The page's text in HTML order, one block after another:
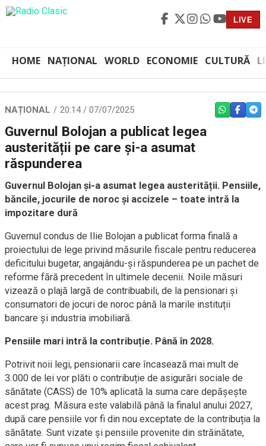
LIVE
HOME NAȚIONAL WORLD ECONOMIE CULTURĂ
NAȚIONAL 20:14 / 07/07/2025 WHATSAPP
Guvernul Bolojan a publicat legea
austerității pe care și-a asumat
răspunderea
Guvernul Bolojan și-a asumat legea austerității. Pensiile,
băncile, jocurile de noroc și accizele – toate intră la
impozitare dură
Guvernul condus de Ilie Bolojan a publicat forma finală a
proiectului de lege privind măsurile fiscale pentru reducerea
deficitului bugetar, angajându-și răspunderea pe un pachet de
reforme fără precedent în ultimele decenii. Noile măsuri
vizează o plajă largă de contribuabili, de la pensionari și
consumatori de jocuri de noroc până la marile instituții
bancare și industria imobiliară.
Pensiile mari intră la contribuție. Până în 2028.
Potrivit noii legi, pensionarii care încasează mai mult de
3.000 de lei vor plăti o contribuție de asigurări sociale de
sănătate (CASS) de 10% aplicată la suma care depășește
acest prag. Măsura este valabilă până la finalul anului 2027,
după care pensiile vor fi din nou exceptate de la contribuția la
sănătate. Sunt vizate și pensiile provenite din străinătate,